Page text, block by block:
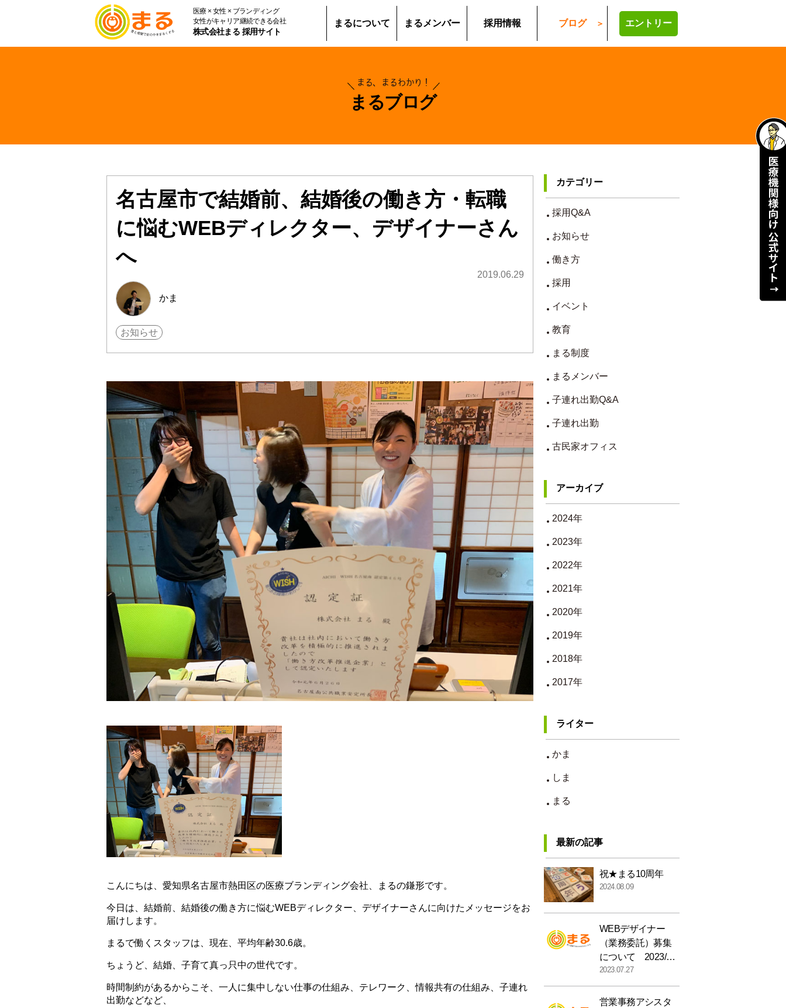
医療 × 女性 × ブランディング
女性がキャリア継続できる会社
株式会社まる 採用サイト
まるについて まるメンバー 採用情報 ブログ エントリー
まる、まるわかり！
まるブログ
名古屋市で結婚前、結婚後の働き方・転職
に悩むWEBディレクター、デザイナーさん
へ
かま
2019.06.29
お知らせ
こんにちは、愛知県名古屋市熱田区の医療ブランディング会社、まるの鎌形です。
今日は、結婚前、結婚後の働き方に悩むWEBディレクター、デザイナーさんに向けたメッセージをお
届けします。
まるで働くスタッフは、現在、平均年齢30.6歳。
ちょうど、結婚、子育て真っ只中の世代です。
時間制約があるからこそ、一人に集中しない仕事の仕組み、テレワーク、情報共有の仕組み、子連れ
出勤などなど、
カテゴリー
採用Q&A
お知らせ
働き方
採用
イベント
教育
まる制度
まるメンバー
子連れ出勤Q&A
子連れ出勤
古民家オフィス
アーカイブ
2024年
2023年
2022年
2021年
2020年
2019年
2018年
2017年
ライター
かま
しま
まる
最新の記事
祝★まる10周年
2024.08.09
WEBデザイナー
（業務委託）募集
について 2023/07/
27受付終了
2023.07.27
営業事務アシスタ